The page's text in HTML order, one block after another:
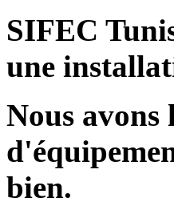
SIFEC
une
Nous avons
bien.